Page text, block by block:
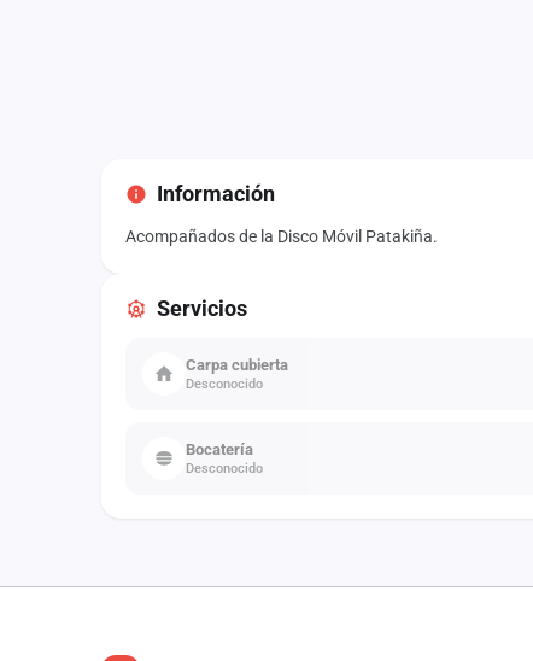
Información
Acompañados de la Disco Móvil Patakiña.
Servicios
Carpa cubierta
Desconocido
Bocatería
Desconocido